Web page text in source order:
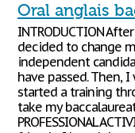
Oral anglais
INTRODUCTION
decided to change
independent
have passed. Then,
started a training
take my
PROFESSIONAL